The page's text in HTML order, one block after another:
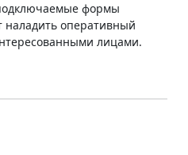
формы
наладить оперативный
лицами.